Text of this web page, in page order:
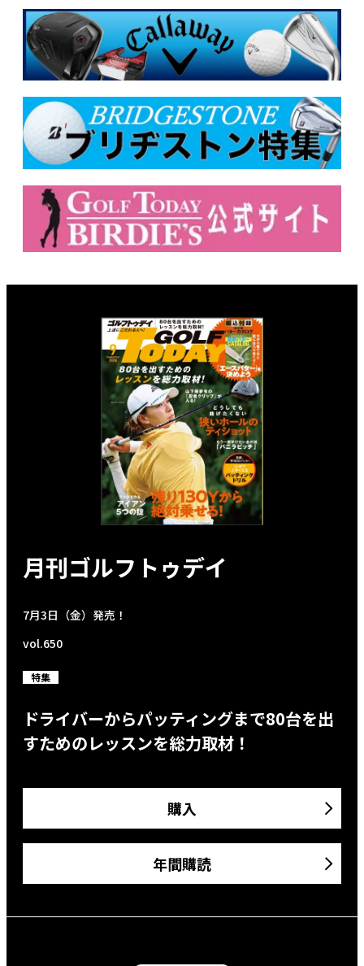
月刊ゴルフトゥデイ
7月3日（金）発売！
vol.650
特集
ドライバーからパッティングまで80台を出
すためのレッスンを総力取材！
購入
年間購読